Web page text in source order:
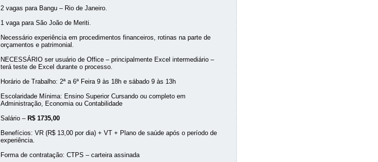
2 vagas para Bangu – Rio de Janeiro.
1 vaga para São João de Meriti.
Necessário experiência em procedimentos financeiros, rotinas na parte de
orçamentos e patrimonial.
NECESSÁRIO ser usuário de Office – principalmente Excel intermediário –
terá teste de Excel durante o processo.
Horário de Trabalho: 2ª a 6ª Feira 9 às 18h e sábado 9 às 13h
Escolaridade Mínima: Ensino Superior Cursando ou completo em
Administração, Economia ou Contabilidade
Salário –R$ 1735,00
Benefícios: VR (R$ 13,00 por dia) + VT + Plano de saúde após o período de
experiência.
Forma de contratação: CTPS – carteira assinada